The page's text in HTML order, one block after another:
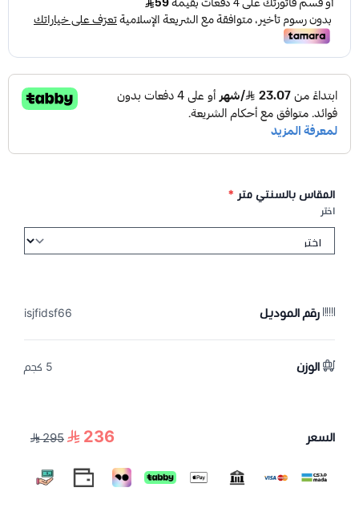
المقاس بالسنتي متر *
اختر
رقم الموديل isjfidsf66
الوزن 5 كجم
السعر 236
295